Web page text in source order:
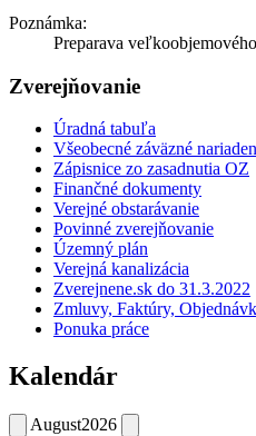
Poznámka:
Preparava
Zverejňovanie
Úradná tabuľa
Všeobecné záväzné
Zápisnice zo zasadnutia OZ
Finančné dokumenty
Verejné obstarávanie
Povinné zverejňovanie
Územný plán
Verejná kanalizácia
Zverejnene.sk do 31.3.2022
Zmluvy, Faktúry,
Ponuka práce
Kalendár
August2026